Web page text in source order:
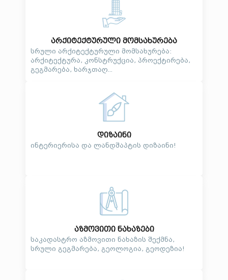
არქიტექტურული მომსახურება
სრული არქიტექტურული მომსახურება:
არქიტექტურა, კონსტრუქცია, პროექტირება,
გეგმარება, ხარჯთაღ...
დიზაინი
ინტერიერისა და ლანდშაპტის დიზაინი!
აზმოვითი ნახაზები
საკადასტრო აზმოვითი ნახაზის შექმნა,
სრული გეგმარება, გეოლოგია, გეოდეზია!